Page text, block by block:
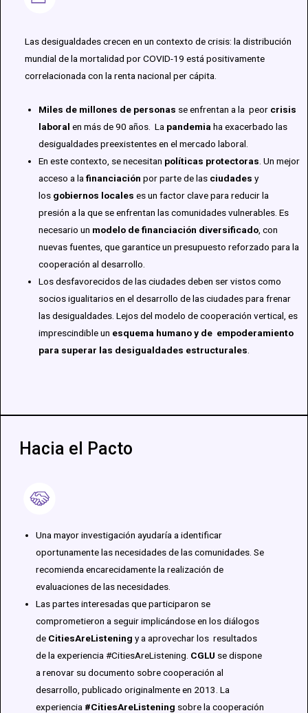
Las desigualdades crecen en un contexto de crisis: la distribución
mundial de la mortalidad por COVID-19 está positivamente
correlacionada con la renta nacional per cápita.
Miles de millones de personas se enfrentan a la peor crisis
laboral en más de 90 años. La pandemia ha exacerbado las
desigualdades preexistentes en el mercado laboral.
En este contexto, se necesitan políticas protectoras. Un mejor
acceso a lafinanciación por parte de las ciudades y
los gobiernos locales es un factor clave para reducir la
presión a la que se enfrentan las comunidades vulnerables. Es
necesario un modelo de financiación diversificado, con
nuevas fuentes, que garantice un presupuesto reforzado para la
cooperación al desarrollo.
Los desfavorecidos de las ciudades deben ser vistos como
socios igualitarios en el desarrollo de las ciudades para frenar
las desigualdades. Lejos del modelo de cooperación vertical, es
imprescindible un esquema humano y de empoderamiento
para superar las desigualdades estructurales.
Hacia el Pacto
Una mayor investigación ayudaría a identificar
oportunamente las necesidades de las comunidades. Se
recomienda encarecidamente la realización de
evaluaciones de las necesidades.
Las partes interesadas que participaron se
comprometieron a seguir implicándose en los diálogos
de CitiesAreListening y a aprovechar los resultados
de la experiencia #CitiesAreListening. CGLU se dispone
a renovar su documento sobre cooperación al
desarrollo, publicado originalmente en 2013. La
experiencia #CitiesAreListening sobre la cooperación